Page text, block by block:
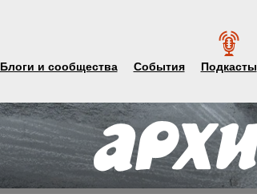
Блоги и сообщества События Подкасты